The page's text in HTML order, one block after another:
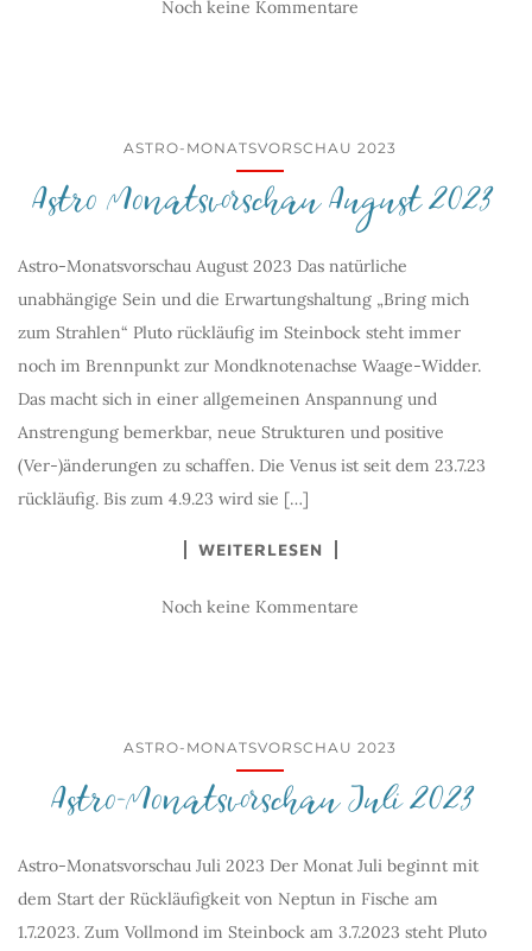
Noch keine Kommentare
ASTRO-MONATSVORSCHAU 2023
Astro Monatsvorschau August 2023
Astro-Monatsvorschau August 2023 Das natürliche
unabhängige Sein und die Erwartungshaltung „Bring mich
zum Strahlen“ Pluto rückläufig im Steinbock steht immer
noch im Brennpunkt zur Mondknotenachse Waage-Widder.
Das macht sich in einer allgemeinen Anspannung und
Anstrengung bemerkbar, neue Strukturen und positive
(Ver-)änderungen zu schaffen. Die Venus ist seit dem 23.7.23
rückläufig. Bis zum 4.9.23 wird sie […]
WEITERLESEN
Noch keine Kommentare
ASTRO-MONATSVORSCHAU 2023
Astro-Monatsvorschau Juli 2023
Astro-Monatsvorschau Juli 2023 Der Monat Juli beginnt mit
dem Start der Rückläufigkeit von Neptun in Fische am
1.7.2023. Zum Vollmond im Steinbock am 3.7.2023 steht Pluto